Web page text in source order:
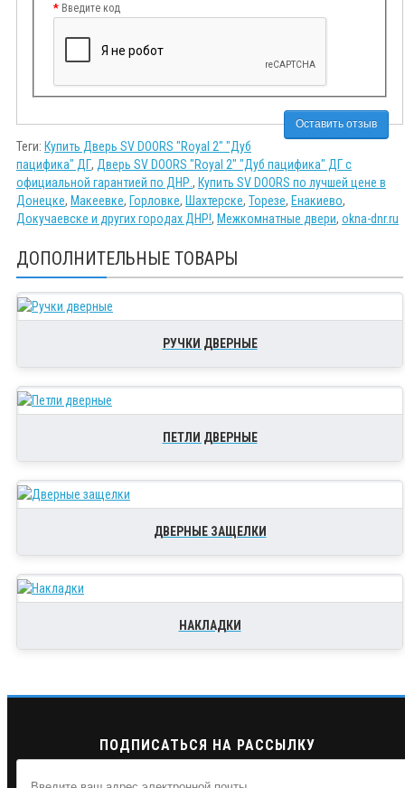
Введите код
Оставить отзыв
Теги: Купить Дверь SV DOORS "Royal 2" "Дуб
пацифика" ДГ, Дверь SV DOORS "Royal 2" "Дуб пацифика" ДГ с
официальной гарантией по ДНР. , Купить SV DOORS по лучшей цене в
Донецке, Макеевке, Горловке, Шахтерске, Торезе, Енакиево,
Докучаевске и других городах ДНР!, Межкомнатные двери, okna-dnr.ru
ДОПОЛНИТЕЛЬНЫЕ ТОВАРЫ
РУЧКИ ДВЕРНЫЕ
ПЕТЛИ ДВЕРНЫЕ
ДВЕРНЫЕ ЗАЩЕЛКИ
НАКЛАДКИ
ПОДПИСАТЬСЯ НА РАССЫЛКУ